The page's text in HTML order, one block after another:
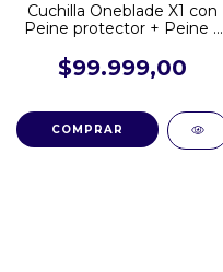
Cuchilla Oneblade X1 con
Peine protector + Peine 3
$99.999,00